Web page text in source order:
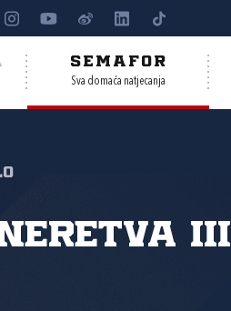
SEMAFOR
Sva domaća natjecanja
III